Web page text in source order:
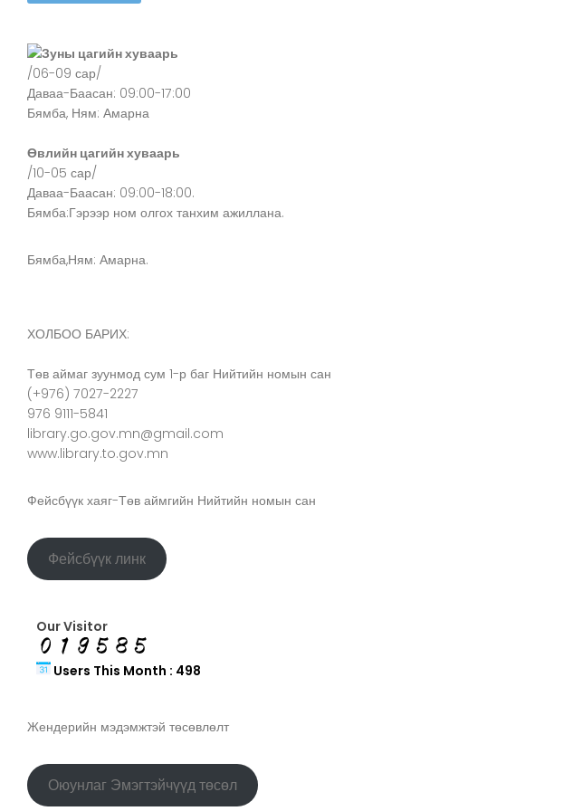
Зуны цагийн хуваарь
/06-09 сар/
Даваа-Баасан: 09:00-17:00
Бямба, Ням: Амарна
Өвлийн цагийн хуваарь
/10-05 сар/
Даваа-Баасан: 09:00-18:00.
Бямба:Гэрээр ном олгох танхим ажиллана.
Бямба,Ням: Амарна.
ХОЛБОО БАРИХ:
Төв аймаг зуунмод сум 1-р баг Нийтийн номын сан
(+976) 7027-2227
976 9111-5841
library.go.gov.mn@gmail.com
www.library.to.gov.mn
Фейсбүүк хаяг-Төв аймгийн Нийтийн номын сан
Фейсбүүк линк
Our Visitor
Users This Month : 498
Жендерийн мэдэмжтэй төсөвлөлт
Оюунлаг Эмэгтэйчүүд төсөл